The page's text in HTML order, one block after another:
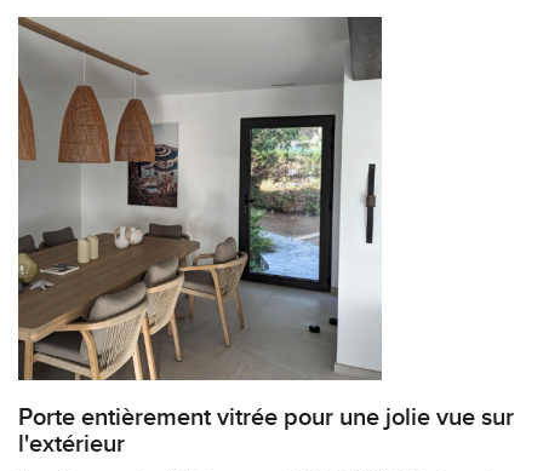
Porte entièrement vitrée pour une jolie vue sur
l'extérieur